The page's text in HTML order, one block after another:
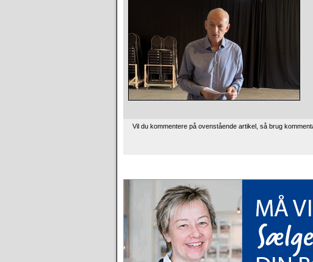
Vil du kommentere på ovenstående artikel, så brug